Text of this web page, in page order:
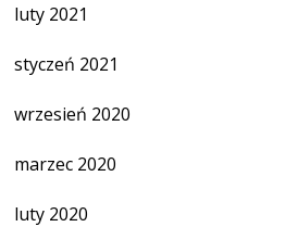
luty 2021
styczeń 2021
wrzesień 2020
marzec 2020
luty 2020